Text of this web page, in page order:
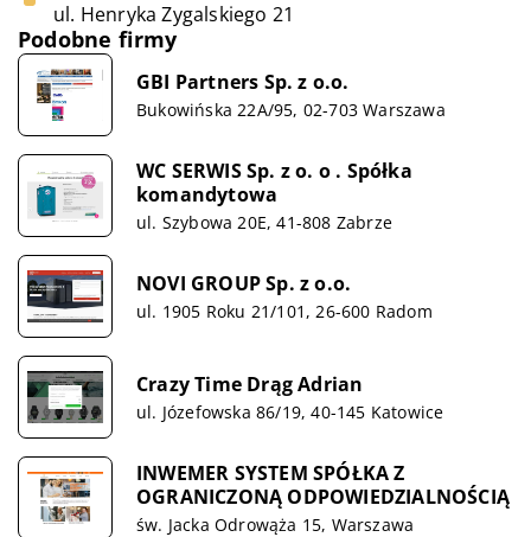
ul. Henryka Zygalskiego 21
Podobne firmy
GBI Partners Sp. z o.o.
Bukowińska 22A/95, 02-703 Warszawa
WC SERWIS Sp. z o. o . Spółka
komandytowa
ul. Szybowa 20E, 41-808 Zabrze
NOVI GROUP Sp. z o.o.
ul. 1905 Roku 21/101, 26-600 Radom
Crazy Time Drąg Adrian
ul. Józefowska 86/19, 40-145 Katowice
INWEMER SYSTEM SPÓŁKA Z
OGRANICZONĄ ODPOWIEDZIALNOŚCIĄ
św. Jacka Odrowąża 15, Warszawa